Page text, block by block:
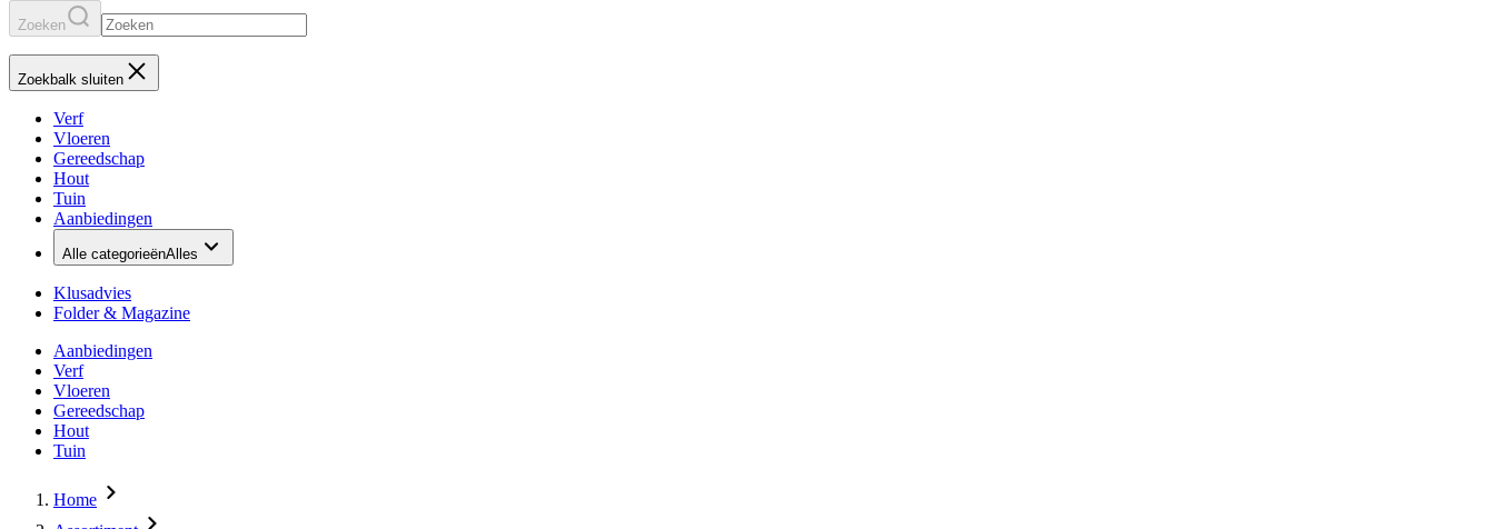
Zoeken
Zoekbalk sluiten
Verf
Vloeren
Gereedschap
Hout
Tuin
Aanbiedingen
Alle categorieënAlles
Klusadvies
Folder & Magazine
Aanbiedingen
Verf
Vloeren
Gereedschap
Hout
Tuin
Home